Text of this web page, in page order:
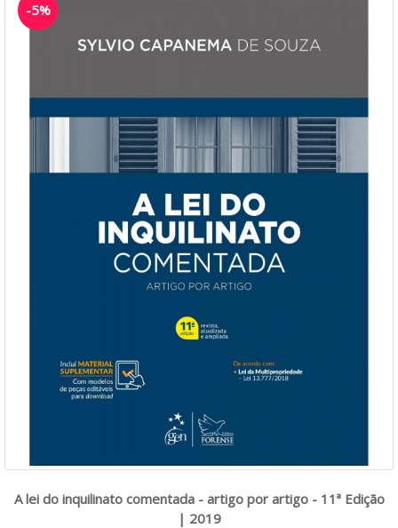
-5%
A lei do inquilinato comentada - artigo por artigo - 11ª Edição
| 2019